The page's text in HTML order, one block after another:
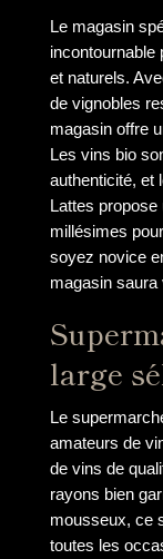
Le magasin
incontournable
et naturels.
de vignobles
magasin offre
Les vins bio
authenticité, et
Lattes
millésimes
soyez novice
magasin
large
Le
amateurs de
de vins de
rayons bien
mousseux, ce
toutes les